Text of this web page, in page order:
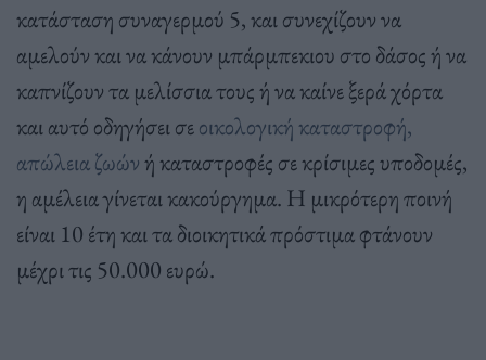
κατάσταση συναγερμού 5, και συνεχίζουν να
αμελούν και να κάνουν μπάρμπεκιου στο δάσος ή να
καπνίζουν τα μελίσσια τους ή να καίνε ξερά χόρτα
και αυτό οδηγήσει σεοικολογική καταστροφή,
απώλεια ζωώνή καταστροφές σε κρίσιμες υποδομές,
η αμέλεια γίνεται κακούργημα. Η μικρότερη ποινή
είναι 10 έτη και τα διοικητικά πρόστιμα φτάνουν
μέχρι τις 50.000 ευρώ.